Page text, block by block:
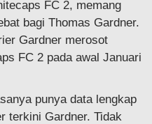
FC 2, memang
bagi Thomas Gardner.
Gardner merosot
FC 2 pada awal Januari
punya data lengkap
terkini Gardner. Tidak